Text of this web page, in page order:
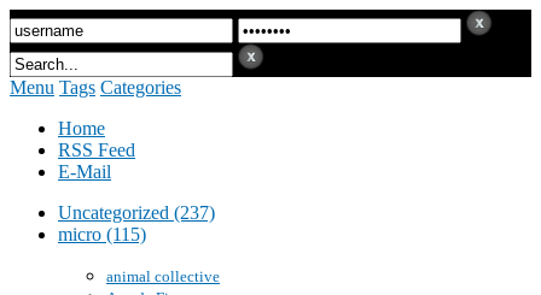
Menu Tags Categories
Home
RSS Feed
E-Mail
Uncategorized (237)
micro (115)
animal collective